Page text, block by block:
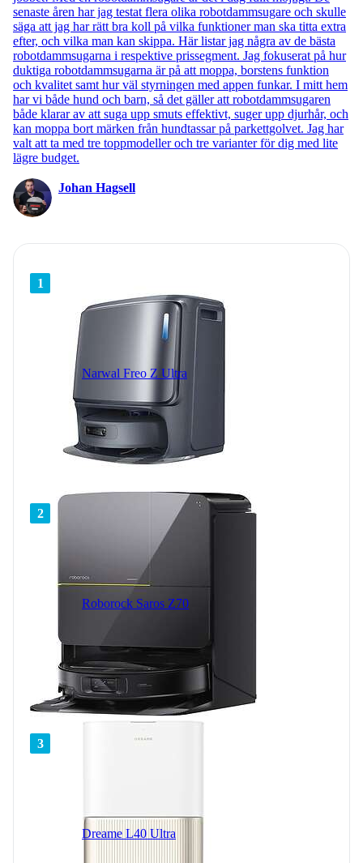
senaste åren har jag testat flera olika robotdammsugare och skulle
säga att jag har rätt bra koll på vilka funktioner man ska titta extra
efter, och vilka man kan skippa. Här listar jag några av de bästa
robotdammsugarna i respektive prissegment. Jag fokuserat på hur
duktiga robotdammsugarna är på att moppa, borstens funktion
och kvalitet samt hur väl styrningen med appen funkar. I mitt hem
har vi både hund och barn, så det gäller att robotdammsugaren
både klarar av att suga upp smuts effektivt, suger upp djurhår, och
kan moppa bort märken från hundtassar på parkettgolvet. Jag har
valt att ta med tre toppmodeller och tre varianter för dig med lite
lägre budget.
Johan Hagsell
1
Narwal Freo Z Ultra
2
Roborock Saros Z70
3
Dreame L40 Ultra